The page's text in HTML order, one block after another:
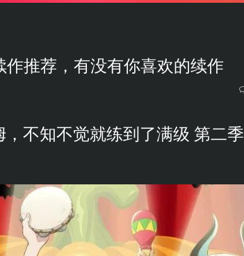
作推荐，有没有你喜欢的续作
不知不觉就练到了满级 第二季